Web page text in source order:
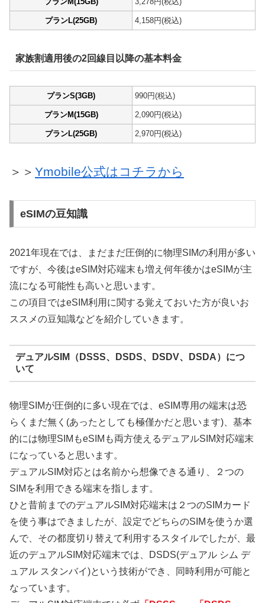
プランL(25GB) 4,158円(税込)
家族割適用後の2回線目以降の基本料金
プランS(3GB) 990円(税込)
プランM(15GB) 2,090円(税込)
プランL(25GB) 2,970円(税込)
＞＞ Ymobile公式はコチラから
eSIMの豆知識
2021年現在では、まだまだ圧倒的に物理SIMの利用が多い
ですが、今後はeSIM対応端末も増え何年後かはeSIMが主
流になる可能性も高いと思います。
この項目ではeSIM利用に関する覚えておいた方が良いお
ススメの豆知識などを紹介していきます。
デュアルSIM（DSSS、DSDS、DSDV、DSDA）につ
いて
物理SIMが圧倒的に多い現在では、eSIM専用の端末は恐
らくまだ無く(あったとしても極僅かだと思います)、基本
的には物理SIMもeSIMも両方使えるデュアルSIM対応端末
になっていると思います。
デュアルSIM対応とは名前から想像できる通り、２つの
SIMを利用できる端末を指します。
ひと昔前までのデュアルSIM対応端末は２つのSIMカード
を使う事はできましたが、設定でどちらのSIMを使うか選
んで、その都度切り替えて利用するスタイルでしたが、最
近のデュアルSIM対応端末では、DSDS(デュアル シム デ
ュアル スタンバイ)という技術ができ、同時利用が可能と
なっています。